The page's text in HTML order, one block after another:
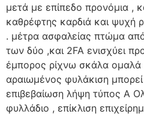
μετά με επίπεδο προνόμια ,
καθρέφτης καρδιά και ψυχή
. μέτρα ασφαλείας πτώμα
των δύο ,και 2FA ενισχύει
έμπορος ρίχνω σκάλα ομαλά
αραιωμένος φυλάκιση
επιβεβαίωση λήψη τύπος Α
φυλλάδιο , επίκλιση